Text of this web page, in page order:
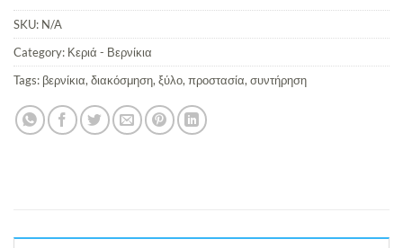
SKU: N/A
Category: Κεριά - Βερνίκια
Tags: βερνίκια, διακόσμηση, ξύλο, προστασία, συντήρηση